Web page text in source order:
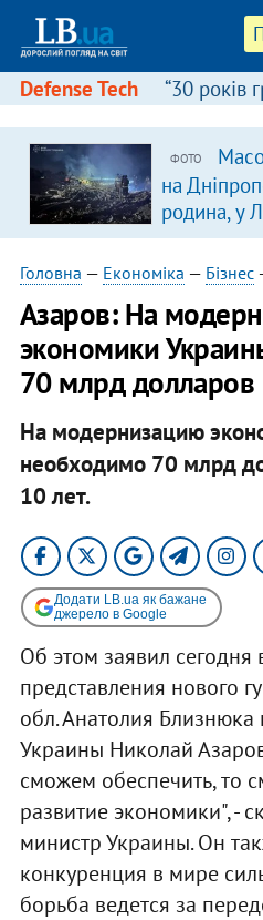
Defense Tech “30 років
ФОТО
на
родина, у
Головна — Економіка — Бізнес
Азаров: На
экономики
70 млрд долларов
На модернизацию
необходимо 70 млрд
10 лет.
Додати LB.ua як бажане
джерело в Google
Об этом заявил сегодня
представления нового
обл. Анатолия
Украины Николай
сможем обеспечить, то
развитие экономики", -
министр Украины. Он
конкуренция в мире
борьба ведется за